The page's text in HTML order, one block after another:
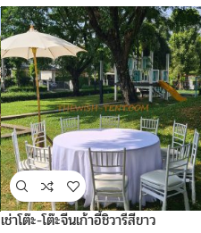
เช่าโต๊ะ-โต๊ะจีนเก้าอี้ชิวารีสีขาว